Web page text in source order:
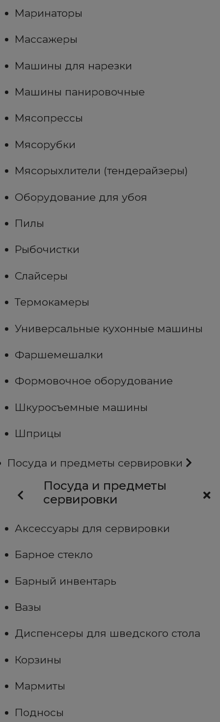
Маринаторы
Массажеры
Машины для нарезки
Машины панировочные
Мясопрессы
Мясорубки
Мясорыхлители (тендерайзеры)
Оборудование для убоя
Пилы
Рыбочистки
Слайсеры
Термокамеры
Универсальные кухонные машины
Фаршемешалки
Формовочное оборудование
Шкуросъемные машины
Шприцы
Посуда и предметы сервировки
Посуда и предметы
сервировки
Аксессуары для сервировки
Барное стекло
Барный инвентарь
Вазы
Диспенсеры для шведского стола
Корзины
Мармиты
Подносы